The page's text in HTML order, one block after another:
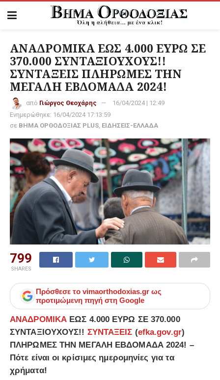
ΑΝΑΔΡΟΜΙΚΑ ΕΩΣ 4.000 ΕΥΡΩ ΣΕ
370.000 ΣΥΝΤΑΞΙΟΥΧΟΥΣ!!
ΣΥΝΤΑΞΕΙΣ ΠΛΗΡΩΜΕΣ ΤΗΝ
ΜΕΓΑΛΗ ΕΒΔΟΜΑΔΑ 2024!
από Γιώργος Θεοχάρης
16/04/2024 | 12:49
Ενημερώθηκε: 16/04/2024 17:13:59
σε ΒΗΜΑ ΟΡΘΟΔΟΞΙΑΣ PLUS, ΕΙΔΗΣΕΙΣ-ΕΛΛΑΔΑ
799
SHARES
Πρόσθεσε το vimaorthodoxias.gr ως
προτιμώμενη πηγή στη Google
ΑΝΑΔΡΟΜΙΚΑ ΕΩΣ 4.000 ΕΥΡΩ ΣΕ 370.000
ΣΥΝΤΑΞΙΟΥΧΟΥΣ!! ΣΥΝΤΑΞΕΙΣ (efka.gov.gr)
ΠΛΗΡΩΜΕΣ ΤΗΝ ΜΕΓΑΛΗ ΕΒΔΟΜΑΔΑ 2024! –
Πότε είναι οι κρίσιμες ημερομηνίες για τα
χρήματα!